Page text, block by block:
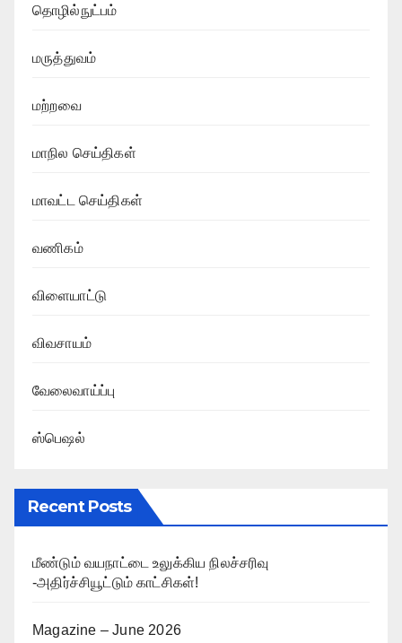
தொழில்நுட்பம்
மருத்துவம்
மற்றவை
மாநில செய்திகள்
மாவட்ட செய்திகள்
வணிகம்
விளையாட்டு
விவசாயம்
வேலைவாய்ப்பு
ஸ்பெஷல்
Recent Posts
மீண்டும் வயநாட்டை உலுக்கிய நிலச்சரிவு
-அதிர்ச்சியூட்டும் காட்சிகள்!
Magazine – June 2026